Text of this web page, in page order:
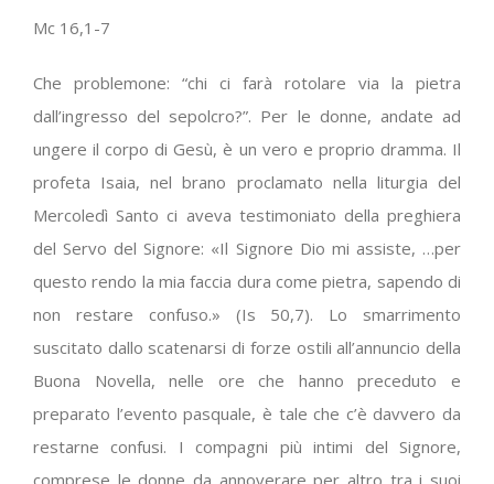
Mc 16,1-7
Che problemone: “chi ci farà rotolare via la pietra
dall’ingresso del sepolcro?”. Per le donne, andate ad
ungere il corpo di Gesù, è un vero e proprio dramma. Il
profeta Isaia, nel brano proclamato nella liturgia del
Mercoledì Santo ci aveva testimoniato della preghiera
del Servo del Signore: «Il Signore Dio mi assiste, …per
questo rendo la mia faccia dura come pietra, sapendo di
non restare confuso.»
(Is 50,7). Lo smarrimento
suscitato dallo scatenarsi di forze ostili all’annuncio della
Buona Novella, nelle ore che hanno preceduto e
preparato l’evento pasquale, è tale che c’è davvero da
restarne confusi. I compagni più intimi del Signore,
comprese le donne da annoverare per altro tra i suoi